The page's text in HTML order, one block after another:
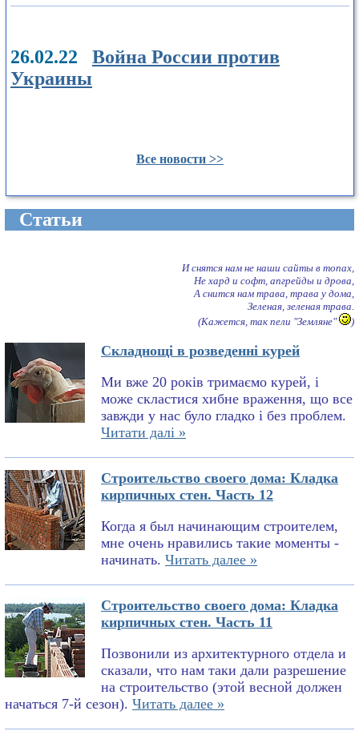
26.02.22 Война России против
Украины
Все новости >>
Cтатьи
И снятся нам не наши сайты в топах,
Не хард и софт, апгрейды и дрова,
А снится нам трава, трава у дома,
Зеленая, зеленая трава.
(Кажется, так пели "Земляне"
)
Складнощі в розведенні курей
Ми вже 20 років тримаємо курей, і
може скластися хибне враження, що все
завжди у нас було гладко і без проблем.
Читати далі »
Строительство своего дома: Кладка
кирпичных стен. Часть 12
Когда я был начинающим строителем,
мне очень нравились такие моменты -
начинать. Читать далее »
Строительство своего дома: Кладка
кирпичных стен. Часть 11
Позвонили из архитектурного отдела и
сказали, что нам таки дали разрешение
на строительство (этой весной должен
начаться 7-й сезон). Читать далее »